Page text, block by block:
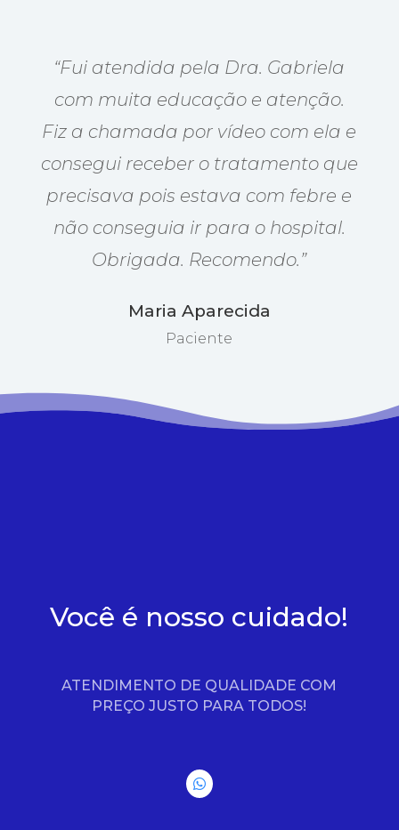
“Fui atendida pela Dra. Gabriela
com muita educação e atenção.
Fiz a chamada por vídeo com ela e
consegui receber o tratamento que
precisava pois estava com febre e
não conseguia ir para o hospital.
Obrigada. Recomendo.”
Maria Aparecida
Paciente
Você é nosso cuidado!
ATENDIMENTO DE QUALIDADE COM
PREÇO JUSTO PARA TODOS!
